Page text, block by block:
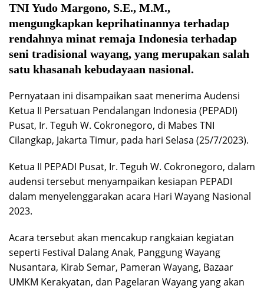
TNI Yudo Margono, S.E., M.M.,
mengungkapkan keprihatinannya terhadap
rendahnya minat remaja Indonesia terhadap
seni tradisional wayang, yang merupakan salah
satu khasanah kebudayaan nasional.
Pernyataan ini disampaikan saat menerima Audensi
Ketua II Persatuan Pendalangan Indonesia (PEPADI)
Pusat, Ir. Teguh W. Cokronegoro, di Mabes TNI
Cilangkap, Jakarta Timur, pada hari Selasa (25/7/2023).
Ketua II PEPADI Pusat, Ir. Teguh W. Cokronegoro, dalam
audensi tersebut menyampaikan kesiapan PEPADI
dalam menyelenggarakan acara Hari Wayang Nasional
2023.
Acara tersebut akan mencakup rangkaian kegiatan
seperti Festival Dalang Anak, Panggung Wayang
Nusantara, Kirab Semar, Pameran Wayang, Bazaar
UMKM Kerakyatan, dan Pagelaran Wayang yang akan